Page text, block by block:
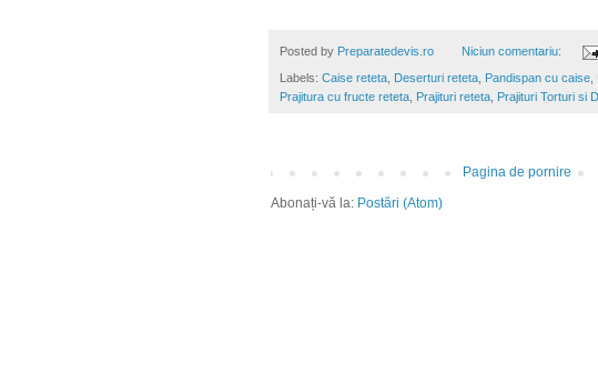
Posted by Preparatedevis.ro Niciun comentariu:
Labels: Caise reteta, Deserturi reteta, Pandispan cu caise,
Prajitura cu fructe reteta, Prajituri reteta, Prajituri Torturi si
Pagina de pornire
Abonați-vă la: Postări (Atom)